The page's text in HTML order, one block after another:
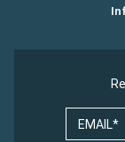
EMAIL*